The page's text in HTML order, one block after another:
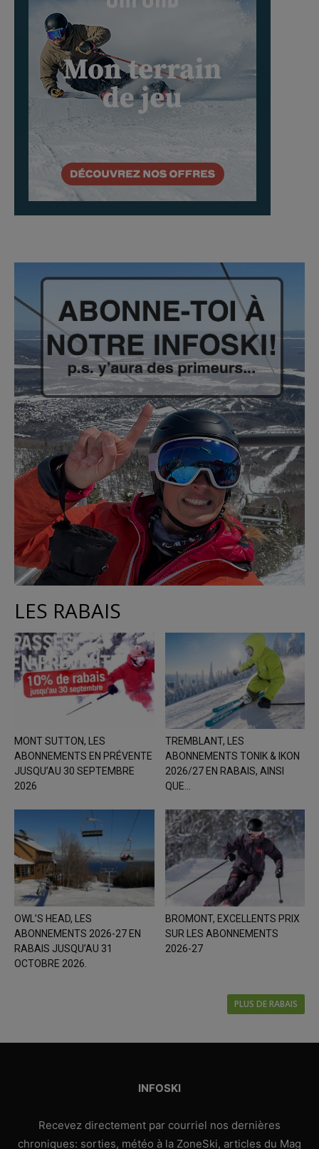
LES RABAIS
MONT SUTTON, LES
ABONNEMENTS EN PRÉVENTE
JUSQU’AU 30 SEPTEMBRE
2026
TREMBLANT, LES
ABONNEMENTS TONIK & IKON
2026/27 EN RABAIS, AINSI
QUE...
OWL’S HEAD, LES
ABONNEMENTS 2026-27 EN
RABAIS JUSQU’AU 31
OCTOBRE 2026.
BROMONT, EXCELLENTS PRIX
SUR LES ABONNEMENTS
2026-27
PLUS DE RABAIS
INFOSKI
Recevez directement par courriel nos dernières
chroniques: sorties, météo à la ZoneSki, articles du Mag